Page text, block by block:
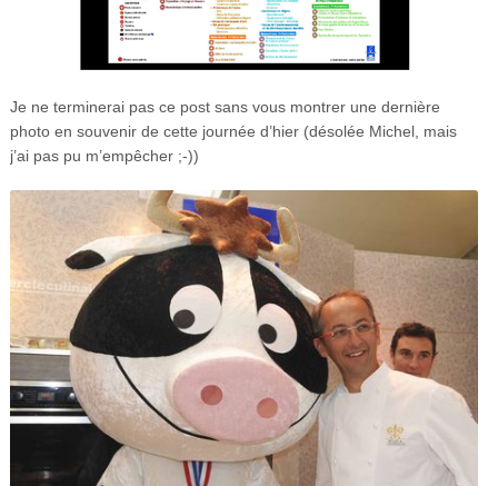
Je ne terminerai pas ce post sans vous montrer une dernière
photo en souvenir de cette journée d’hier (désolée Michel, mais
j’ai pas pu m’empêcher ;-))